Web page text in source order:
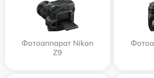
Фотоаппарат Nikon
Z9